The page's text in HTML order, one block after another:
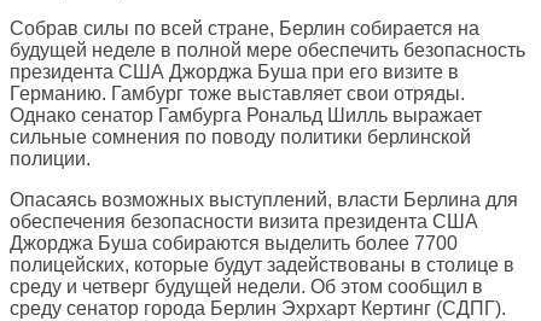
Собрав силы по всей стране, Берлин собирается на
будущей неделе в полной мере обеспечить безопасность
президента США Джорджа Буша при его визите в
Германию. Гамбург тоже выставляет свои отряды.
Однако сенатор Гамбурга Рональд Шилль выражает
сильные сомнения по поводу политики берлинской
полиции.
Опасаясь возможных выступлений, власти Берлина для
обеспечения безопасности визита президента США
Джорджа Буша собираются выделить более 7700
полицейских, которые будут задействованы в столице в
среду и четверг будущей недели. Об этом сообщил в
среду сенатор города Берлин Эхрхарт Кертинг (СДПГ).